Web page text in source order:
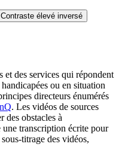
Contraste élevé inversé
des services qui répondent
ou en situation
directeurs énumérés
. Les vidéos de sources
des obstacles à
une transcription écrite pour
titrage des vidéos,